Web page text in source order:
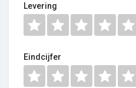
Levering
Eindcijfer